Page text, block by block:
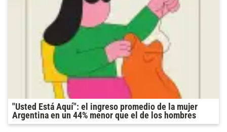
"Usted Está Aquí": el ingreso promedio de la mujer
Argentina en un 44% menor que el de los hombres